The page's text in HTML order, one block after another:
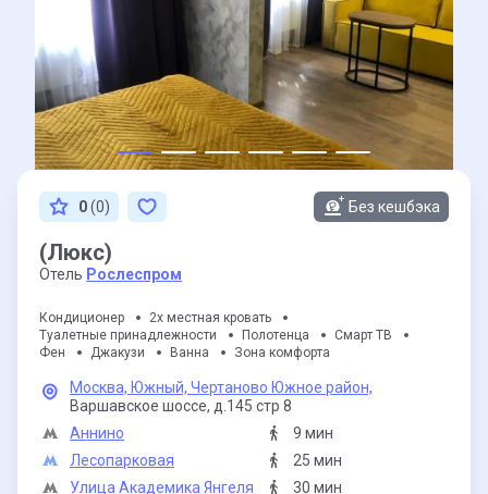
0(0) Без кешбэка
(Люкс)
Отель Рослеспром
Кондиционер
2х местная кровать
Туалетные принадлежности
Полотенца
Смарт ТВ
Фен
Джакузи Ванна Зона комфорта
Москва, Южный, Чертаново Южное район,
Варшавское шоссе, д.145 стр 8
Аннино
9 мин
Лесопарковая
25 мин
Улица Академика Янгеля
30 мин